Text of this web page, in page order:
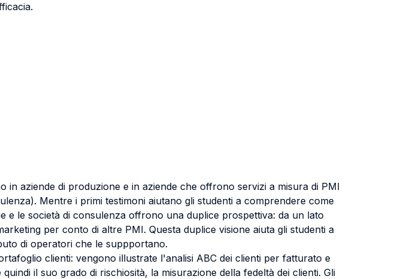
aziende di produzione e in aziende che offrono servizi a misura di PMI
Mentre i primi testimoni aiutano gli studenti a comprendere come
e le società di consulenza offrono una duplice prospettiva: da un lato
per conto di altre PMI. Questa duplice visione aiuta gli studenti a
di operatori che le suppportano.
clienti: vengono illustrate l'analisi ABC dei clienti per fatturato e
il suo grado di rischiosità, la misurazione della fedeltà dei clienti. Gli